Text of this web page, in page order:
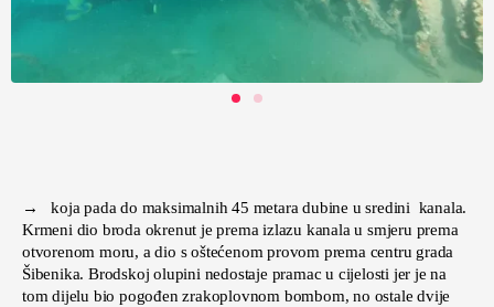
→ koja pada do maksimalnih 45 metara dubine u sredini kanala.
Krmeni dio broda okrenut je prema izlazu kanala u smjeru prema
otvorenom moru, a dio s oštećenom provom prema centru grada
Šibenika. Brodskoj olupini nedostaje pramac u cijelosti jer je na
tom dijelu bio pogođen zrakoplovnom bombom, no ostale dvije